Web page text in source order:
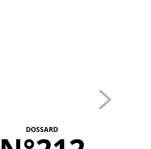
DOSSARD